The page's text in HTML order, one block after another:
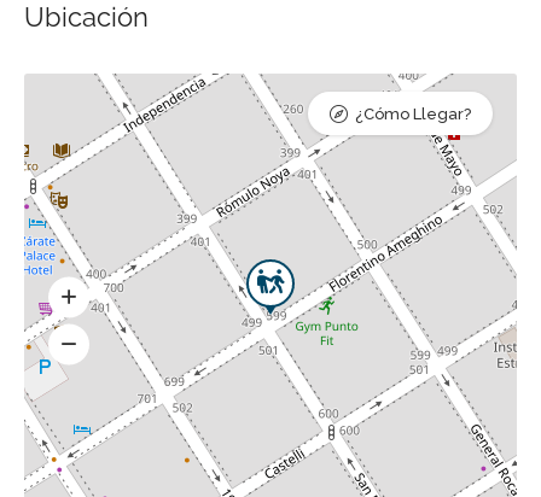
Ubicación
¿Cómo Llegar?